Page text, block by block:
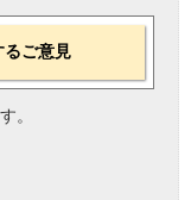
るご意見
。